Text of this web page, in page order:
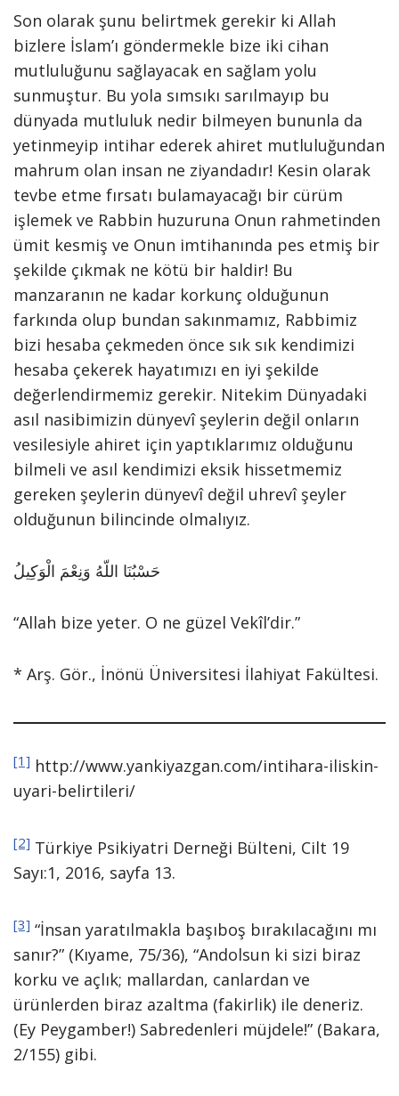
Son olarak şunu belirtmek gerekir ki Allah
bizlere İslam’ı göndermekle bize iki cihan
mutluluğunu sağlayacak en sağlam yolu
sunmuştur. Bu yola sımsıkı sarılmayıp bu
dünyada mutluluk nedir bilmeyen bununla da
yetinmeyip intihar ederek ahiret mutluluğundan
mahrum olan insan ne ziyandadır! Kesin olarak
tevbe etme fırsatı bulamayacağı bir cürüm
işlemek ve Rabbin huzuruna Onun rahmetinden
ümit kesmiş ve Onun imtihanında pes etmiş bir
şekilde çıkmak ne kötü bir haldir! Bu
manzaranın ne kadar korkunç olduğunun
farkında olup bundan sakınmamız, Rabbimiz
bizi hesaba çekmeden önce sık sık kendimizi
hesaba çekerek hayatımızı en iyi şekilde
değerlendirmemiz gerekir. Nitekim Dünyadaki
asıl nasibimizin dünyevî şeylerin değil onların
vesilesiyle ahiret için yaptıklarımız olduğunu
bilmeli ve asıl kendimizi eksik hissetmemiz
gereken şeylerin dünyevî değil uhrevî şeyler
olduğunun bilincinde olmalıyız.
حَسْبُنَا اللّهُ وَنِعْمَ الْوَكِيلُ
“Allah bize yeter. O ne güzel Vekîl’dir.”
* Arş. Gör., İnönü Üniversitesi İlahiyat Fakültesi.
[1] http://www.yankiyazgan.com/intihara-iliskin-
uyari-belirtileri/
[2] Türkiye Psikiyatri Derneği Bülteni, Cilt 19
Sayı:1, 2016, sayfa 13.
[3] “İnsan yaratılmakla başıboş bırakılacağını mı
sanır?” (Kıyame, 75/36), “Andolsun ki sizi biraz
korku ve açlık; mallardan, canlardan ve
ürünlerden biraz azaltma (fakirlik) ile deneriz.
(Ey Peygamber!) Sabredenleri müjdele!” (Bakara,
2/155) gibi.